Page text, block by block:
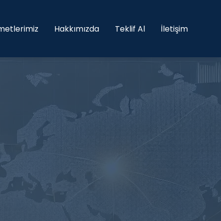
Hakkımızda Teklif Al İletişim